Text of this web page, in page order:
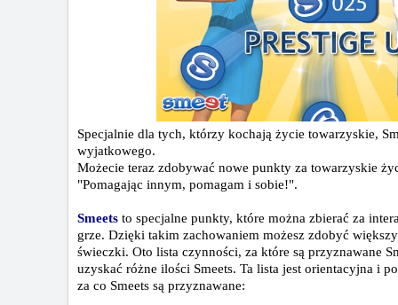
Specjalnie dla tych, którzy kochają życie towarzyskie,
wyjatkowego.
Możecie teraz zdobywać nowe punkty za towarzyskie
"Pomagając innym, pomagam i sobie!".
Smeets to specjalne punkty, które można zbierać za
grze. Dzięki takim zachowaniem możesz zdobyć
świeczki. Oto lista czynności, za które są przyznawane
uzyskać różne ilości Smeets. Ta lista jest orientacyjna i
za co Smeets są przyznawane: